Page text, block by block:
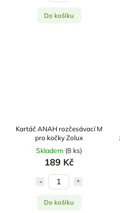
Do košíku
Kartáč ANAH rozčesávací M
pro kočky Zolux
Skladem (8 ks)
189 Kč
Do košíku